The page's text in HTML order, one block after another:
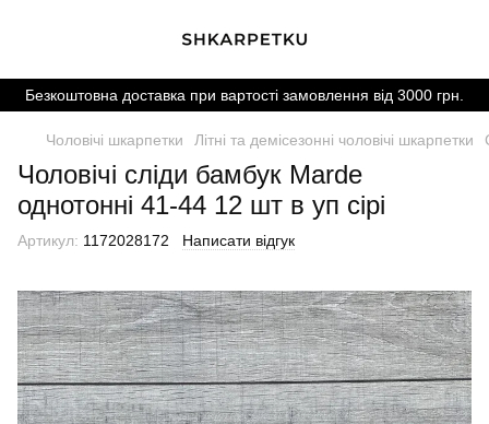
Безкоштовна доставка при вартості замовлення від 3000 грн.
Чоловічі шкарпетки Літні та демісезонні чоловічі шкарпетки
Чоловічі сліди бамбук Marde
однотонні 41-44 12 шт в уп сірі
Артикул: 1172028172 Написати відгук